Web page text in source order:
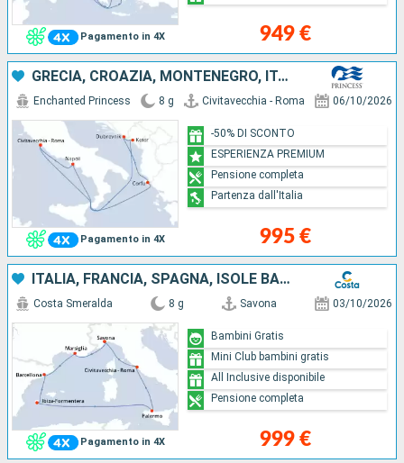
Pagamento in 4X 949 €
GRECIA, CROAZIA, MONTENEGRO, ITALIA
Pagamento in 4X
Enchanted Princess 8 g Civitavecchia - Roma 06/10/2026
995 €
-50% DI SCONTO
ESPERIENZA PREMIUM
Pensione completa
Partenza dall'Italia
ITALIA, FRANCIA, SPAGNA, ISOLE BALEARI
Pagamento in 4X
Costa Smeralda 8 g Savona 03/10/2026
999 €
Bambini Gratis
Mini Club bambini gratis
All Inclusive disponibile
Pensione completa